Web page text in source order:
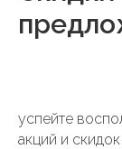
успейте
акций и скидок